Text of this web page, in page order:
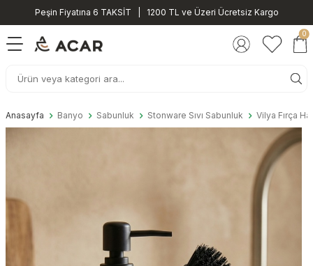
Peşin Fiyatına 6 TAKSİT | 1200 TL ve Üzeri Ücretsiz Kargo
0
Anasayfa Banyo Sabunluk Stonware Sıvı Sabunluk Vilya Fırça